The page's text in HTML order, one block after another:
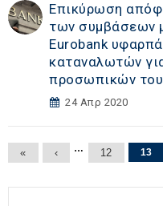
Επικύρωση
των συμβάσεων
Eurobank
καταναλωτών
προσωπικών
24 Απρ 2020
Σελίδες
« ‹ … 12 13